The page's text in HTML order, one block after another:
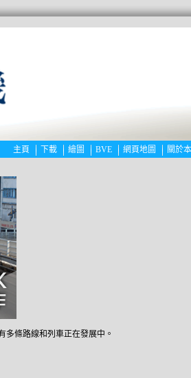
主頁 下載 繪圖 BVE 網頁地圖 關於
條路線和列車正在發展中。